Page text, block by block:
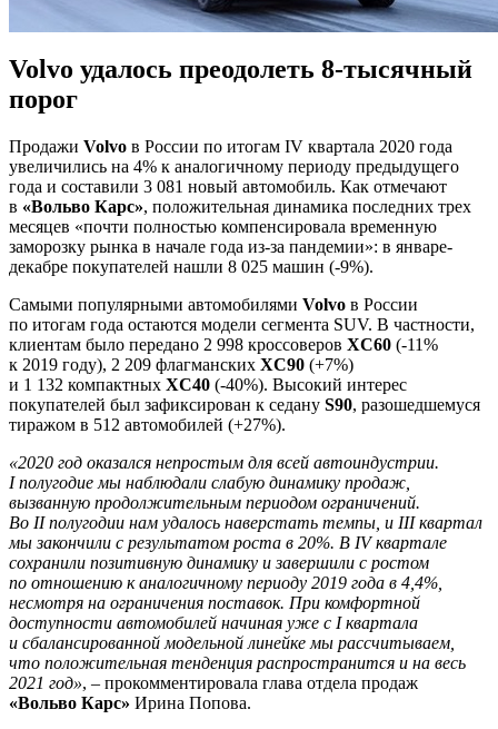
Volvo удалось преодолеть 8-тысячный
порог
Продажи Volvo в России по итогам IV квартала 2020 года
увеличились на 4% к аналогичному периоду предыдущего
года и составили 3 081 новый автомобиль. Как отмечают
в «Вольво Карс», положительная динамика последних трех
месяцев «почти полностью компенсировала временную
заморозку рынка в начале года из-за пандемии»: в январе-
декабре покупателей нашли 8 025 машин (-9%).
Самыми популярными автомобилями Volvo в России
по итогам года остаются модели сегмента SUV. В частности,
клиентам было передано 2 998 кроссоверов XC60 (-11%
к 2019 году), 2 209 флагманских XC90 (+7%)
и 1 132 компактных XC40 (-40%). Высокий интерес
покупателей был зафиксирован к седану S90, разошедшемуся
тиражом в 512 автомобилей (+27%).
«2020 год оказался непростым для всей автоиндустрии.
I полугодие мы наблюдали слабую динамику продаж,
вызванную продолжительным периодом ограничений.
Во II полугодии нам удалось наверстать темпы, и III квартал
мы закончили с результатом роста в 20%. В IV квартале
сохранили позитивную динамику и завершили с ростом
по отношению к аналогичному периоду 2019 года в 4,4%,
несмотря на ограничения поставок. При комфортной
доступности автомобилей начиная уже с I квартала
и сбалансированной модельной линейке мы рассчитываем,
что положительная тенденция распространится и на весь
2021 год», – прокомментировала глава отдела продаж
«Вольво Карс» Ирина Попова.